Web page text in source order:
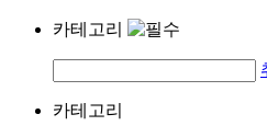
카테고리
카테고리